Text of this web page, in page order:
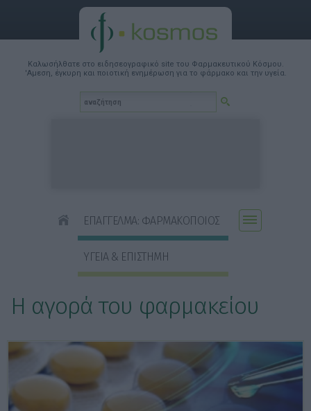
Καλωσήλθατε στο ειδησεογραφικό site του Φαρμακευτικού Κόσμου.
'Αμεση, έγκυρη και ποιοτική ενημέρωση για το φάρμακο και την υγεία.
ΕΠΑΓΓΕΛΜΑ: ΦΑΡΜΑΚΟΠΟΙΟΣ
ΥΓΕΙΑ & ΕΠΙΣΤΗΜΗ
Η αγορά του φαρμακείου
ΕΠΙΛΟΓΕΣ ΕΜΦΑΝΙΣΗΣ ΑΡΘΡΩΝ: